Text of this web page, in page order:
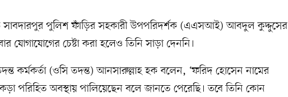
সাবদারপুর পুলিশ ফাঁড়ির সহকারী উপপরিদর্শক (এএসআই) আবদুল কুদ্দুসের
যোগাযোগের চেষ্টা করা হলেও তিনি সাড়া দেননি।
কর্মকর্তা (ওসি তদন্ত) আনসারুল্লাহ হক বলেন, ‘ফরিদ হোসেন নামের
পরিহিত অবস্থায় পালিয়েছেন বলে জানতে পেরেছি। তবে তিনি কোন